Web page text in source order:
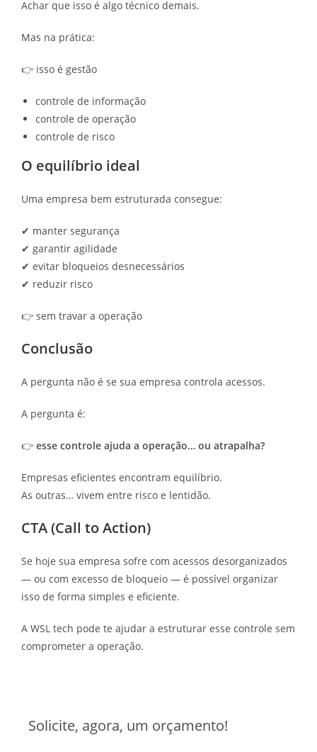
Achar que isso é algo técnico demais.
Mas na prática:
👉 isso é gestão
controle de informação
controle de operação
controle de risco
O equilíbrio ideal
Uma empresa bem estruturada consegue:
✔ manter segurança
✔ garantir agilidade
✔ evitar bloqueios desnecessários
✔ reduzir risco
👉 sem travar a operação
Conclusão
A pergunta não é se sua empresa controla acessos.
A pergunta é:
👉 esse controle ajuda a operação… ou atrapalha?
Empresas eficientes encontram equilíbrio.
As outras… vivem entre risco e lentidão.
CTA (Call to Action)
Se hoje sua empresa sofre com acessos desorganizados
— ou com excesso de bloqueio — é possível organizar
isso de forma simples e eficiente.
A WSL tech pode te ajudar a estruturar esse controle sem
comprometer a operação.
Solicite, agora, um orçamento!